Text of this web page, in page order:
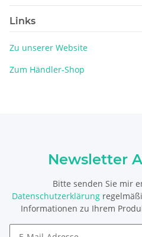
Links
Zu unserer Website
Zum Händler-Shop
Newsletter
Bitte senden Sie mir
Datenschutzerklärung
Informationen zu Ihrem